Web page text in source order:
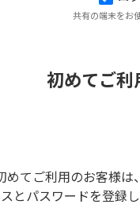
共有の端末をお
初めてご利
めてご利用のお客様は
とパスワードを登録